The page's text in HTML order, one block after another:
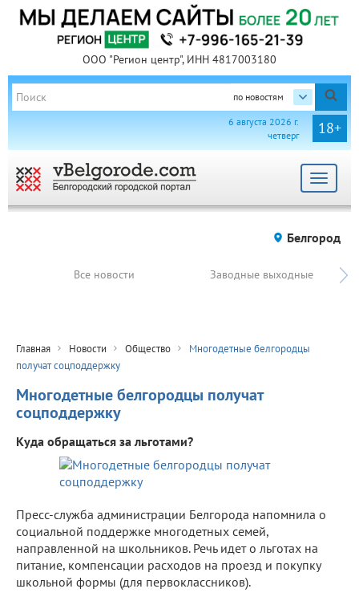
ООО "Регион центр", ИНН 4817003180
по новостям
18+
6 августа 2026 г.
четверг
Toggle
Белгород
Все новости Заводные выходные
Главная Новости Общество
Многодетные белгородцы
получат соцподдержку
Многодетные белгородцы получат
соцподдержку
Куда обращаться за льготами?
Пресс-служба администрации Белгорода напомнила о
социальной поддержке многодетных семей,
направленной на школьников. Речь идет о льготах на
питание, компенсации расходов на проезд и покупку
школьной формы (для первоклассников).